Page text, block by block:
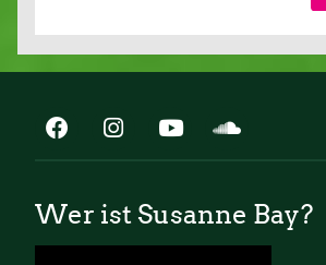
Wer ist Susanne Bay?